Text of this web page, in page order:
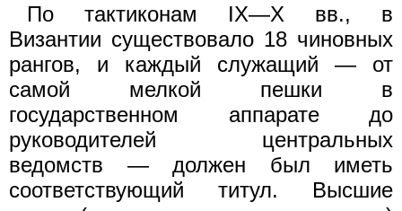
По тактиконам IX—X вв., в
Византии существовало 18 чиновных
рангов, и каждый служащий — от
самой мелкой пешки в
государственном аппарате до
руководителей центральных
ведомств — должен был иметь
соответствующий титул. Высшие